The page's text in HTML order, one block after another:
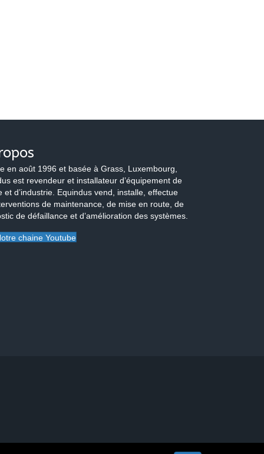
en août 1996 et basée à Grass, Luxembourg,
est revendeur et installateur d’équipement de
et d’industrie. Equindus vend, installe, effectue
de maintenance, de mise en route, de
de défaillance et d’amélioration des systèmes.
chaine Youtube